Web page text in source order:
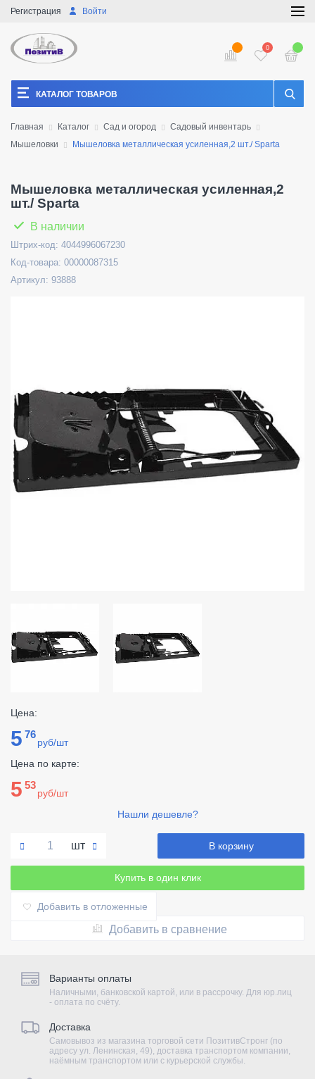
Войти
Регистрация
0
КАТАЛОГ ТОВАРОВ
Главная Каталог Сад и огород
Садовый инвентарь
Мышеловки
Мышеловка металлическая усиленная,2 шт./ Sparta
Мышеловка металлическая усиленная,2
шт./ Sparta
В наличии
Штрих-код: 4044996067230
Код-товара: 00000087315
Артикул: 93888
Цена:
5 76
руб/шт
Цена по карте:
5 53
руб/шт
Нашли дешевле?
шт В корзину
Купить в один клик
Добавить в отложенные
Добавить в сравнение
Варианты оплаты
Наличными, банковской картой, или в рассрочку. Для юр.лиц
- оплата по счёту.
Доставка
Самовывоз из магазина торговой сети ПозитивСтронг (по
адресу ул. Ленинская, 49), доставка транспортом компании,
наёмным транспортом или с курьерской службы.